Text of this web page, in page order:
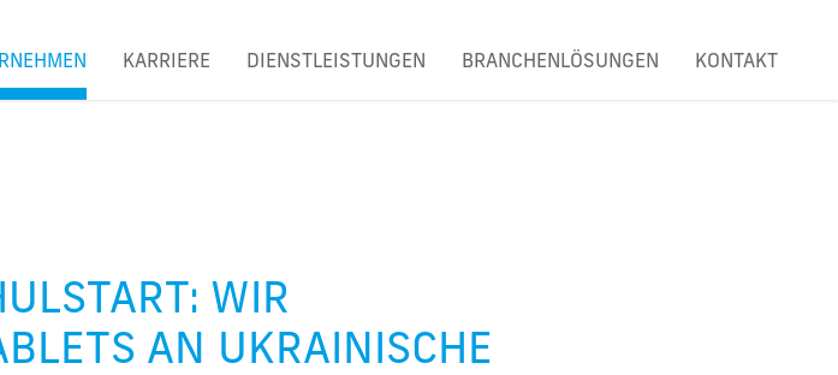
KARRIERE DIENSTLEISTUNGEN BRANCHENLÖSUNGEN KONTAKT
WIR
AN UKRAINISCHE